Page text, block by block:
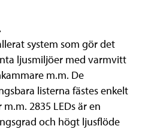
system som gör det
ljusmiljöer med varmvitt
m.m. De
listerna fästes enkelt
2835 LEDs är en
och högt ljusflöde